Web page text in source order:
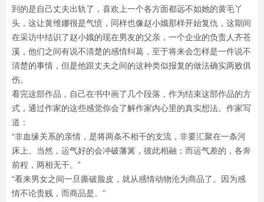
到的是自己丈夫出轨了，喜欢上一个各方面都远不如她的黄毛丫
头，这让黄维娜很是气愤，同样也像赵小娥那样开始复仇，这期间
在采访中结识了赵小娥的现在男友的父亲，一个企业的负责人齐苍
溪，他们之间有说不清楚的感情纠葛，至于将来会怎样是一件说不
清楚的事情，但是他跟丈夫之间的这种类似报复的做法确实两败俱
伤。
看完这部作品，自己在书中画了几个段落，作为结束这部作品的方
式，通过作家的这些感觉你会了解作家内心里的真实想法。作家写
道：
“非血缘关系的亲情，是将两条不相干的支流，非要汇聚在一条河
床上。当然，运气好的会冲破藩篱，彼此相融；而运气差的，各奔
前程，两相无干。”
“看来男女之间一旦撕破脸皮，就从感情动物沦为商品了。因为感
情不论贵贱，而商品是。”